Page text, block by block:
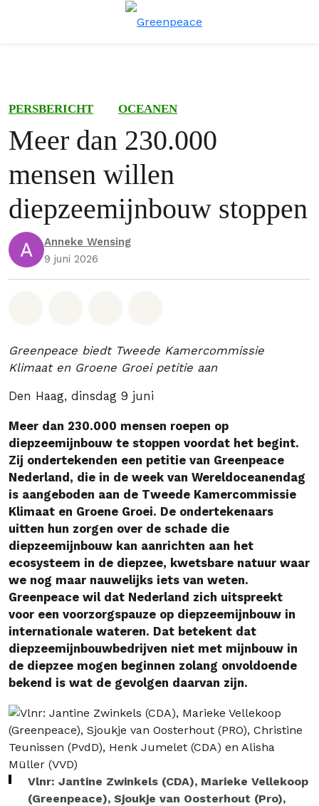
PERSBERICHT OCEANEN
Meer dan 230.000
mensen willen
diepzeemijnbouw stoppen
Anneke Wensing
9 juni 2026
Greenpeace biedt Tweede Kamercommissie
Klimaat en Groene Groei petitie aan
Den Haag, dinsdag 9 juni
Meer dan 230.000 mensen roepen op
diepzeemijnbouw te stoppen voordat het begint.
Zij ondertekenden een petitie van Greenpeace
Nederland, die in de week van Wereldoceanendag
is aangeboden aan de Tweede Kamercommissie
Klimaat en Groene Groei. De ondertekenaars
uitten hun zorgen over de schade die
diepzeemijnbouw kan aanrichten aan het
ecosysteem in de diepzee, kwetsbare natuur waar
we nog maar nauwelijks iets van weten.
Greenpeace wil dat Nederland zich uitspreekt
voor een voorzorgspauze op diepzeemijnbouw in
internationale wateren. Dat betekent dat
diepzeemijnbouwbedrijven niet met mijnbouw in
de diepzee mogen beginnen zolang onvoldoende
bekend is wat de gevolgen daarvan zijn.
Vlnr: Jantine Zwinkels (CDA), Marieke Vellekoop
(Greenpeace), Sjoukje van Oosterhout (Pro),